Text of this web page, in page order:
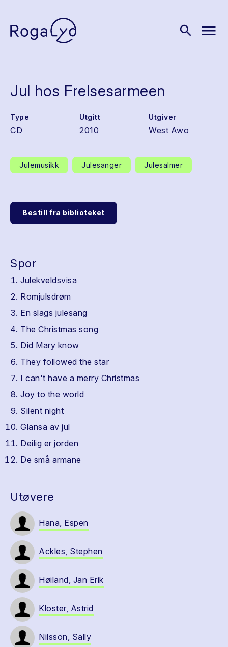
search menu
Jul hos Frelsesarmeen
Type
CD
Utgitt
2010
Utgiver
West Awo
Julemusikk Julesanger Julesalmer
Bestill fra biblioteket
Spor
Julekveldsvisa
Romjulsdrøm
En slags julesang
The Christmas song
Did Mary know
They followed the star
I can't have a merry Christmas
Joy to the world
Silent night
Glansa av jul
Deilig er jorden
De små armane
Utøvere
Hana, Espen
Ackles, Stephen
Høiland, Jan Erik
Kloster, Astrid
Nilsson, Sally